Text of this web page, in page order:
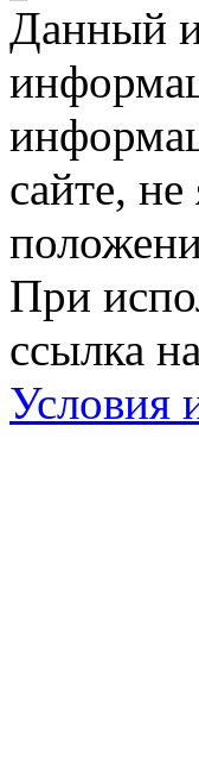
Данный
сайте,
При
ссылка
Условия